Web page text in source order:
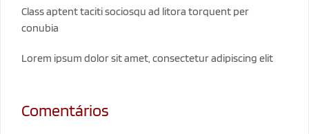
Class aptent taciti sociosqu ad litora torquent per
conubia
Lorem ipsum dolor sit amet, consectetur adipiscing elit
Comentários